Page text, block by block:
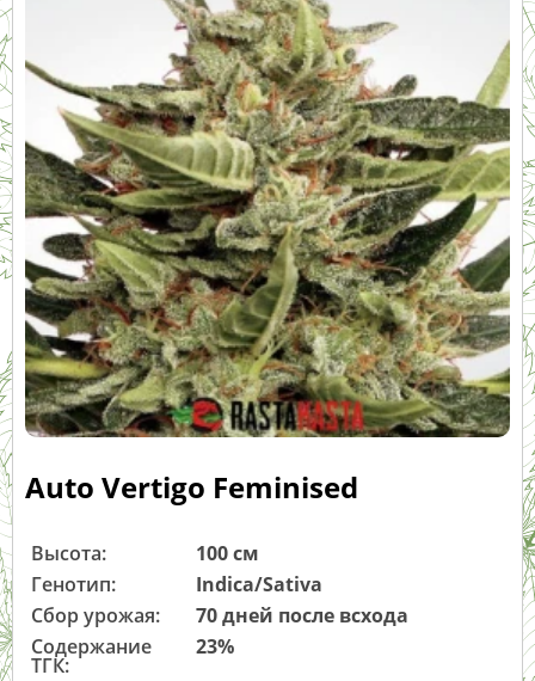
Auto Vertigo Feminised
Высота:
100 см
Генотип:
Indica/Sativa
Сбор урожая:
70 дней после всхода
Содержание
ТГК:
23%